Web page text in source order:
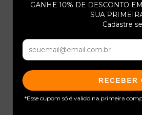
GANHE 10% DE DESCONTO
SUA
Cadastre
RECEBER
*Esse cupom só é valido na primeira
Produtos